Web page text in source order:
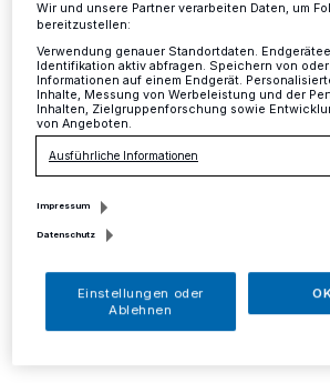
Nordstraße wird
freigegeben
Mettmann·Die Nordstraße wird im
Tages für den Verkehr wieder
Einbahnstraßenregelung sowie die
Anliegerbeschränkung wird dadurch
16.09.2015 , 10:16 Uhr Eine Minute
Wir und unsere Partner verarbeiten Daten, um
bereitzustellen:
Verwendung genauer Standortdaten.
Identifikation aktiv abfragen. Speichern von
Informationen auf einem Endgerät.
Inhalte, Messung von Werbeleistung und der
Inhalten, Zielgruppenforschung sowie
von Angeboten.
Ausführliche Informationen
Impressum
Datenschutz
Einstellungen oder
Ablehnen